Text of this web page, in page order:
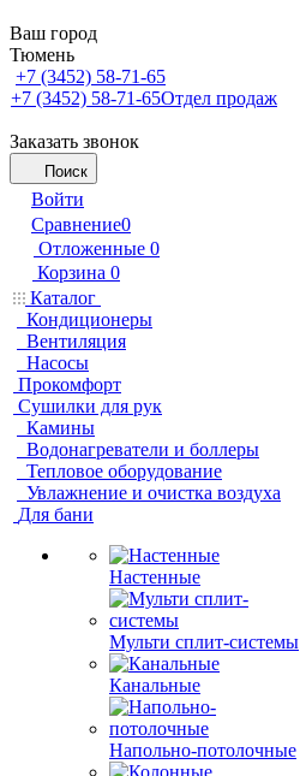
Ваш город
Тюмень
+7 (3452) 58-71-65
+7 (3452) 58-71-65Отдел продаж
Заказать звонок
Поиск
Войти
Сравнение0
Отложенные 0
Корзина 0
Каталог
Кондиционеры
Вентиляция
Насосы
Прокомфорт
Сушилки для рук
Камины
Водонагреватели и боллеры
Тепловое оборудование
Увлажнение и очистка воздуха
Для бани
Настенные
Мульти сплит-системы
Канальные
Напольно-потолочные